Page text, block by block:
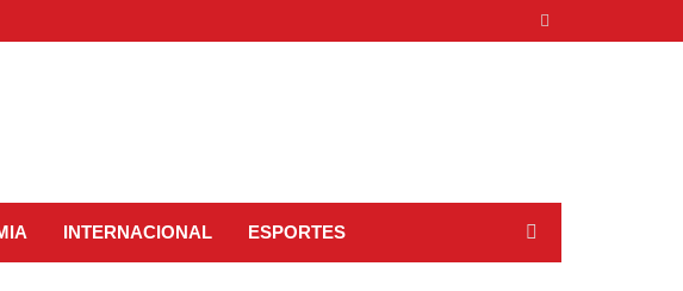
INTERNACIONAL ESPORTES